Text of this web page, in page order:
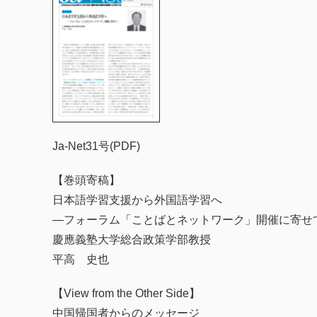
Ja-Net31号(PDF)
【巻頭寄稿】
日本語学習支援から外国語学習へ
―フォーラム「ことばとネットワーク」開催に寄
慶應義塾大学総合政策学部教授
平高 史也
【View from the Other Side】
中国帰国者からのメッセージ